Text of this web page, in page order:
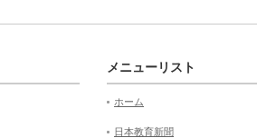
メニューリスト
ホーム
日本教育新聞